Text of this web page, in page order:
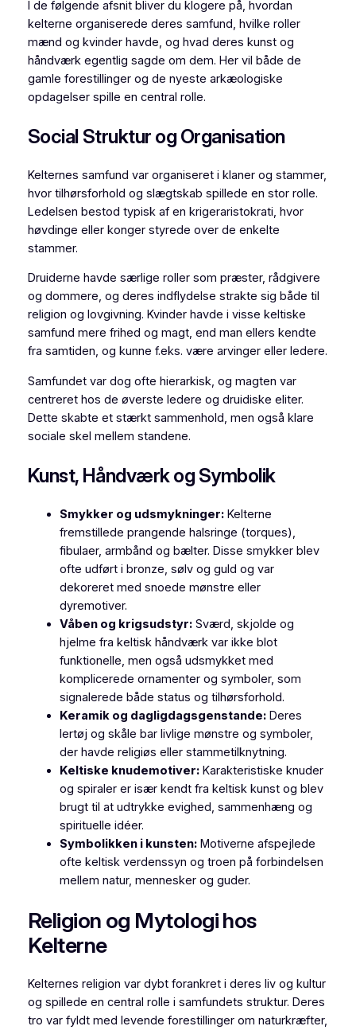
I de følgende afsnit bliver du klogere på, hvordan
kelterne organiserede deres samfund, hvilke roller
mænd og kvinder havde, og hvad deres kunst og
håndværk egentlig sagde om dem. Her vil både de
gamle forestillinger og de nyeste arkæologiske
opdagelser spille en central rolle.
Social Struktur og Organisation
Kelternes samfund var organiseret i klaner og stammer,
hvor tilhørsforhold og slægtskab spillede en stor rolle.
Ledelsen bestod typisk af en krigeraristokrati, hvor
høvdinge eller konger styrede over de enkelte
stammer.
Druiderne havde særlige roller som præster, rådgivere
og dommere, og deres indflydelse strakte sig både til
religion og lovgivning. Kvinder havde i visse keltiske
samfund mere frihed og magt, end man ellers kendte
fra samtiden, og kunne f.eks. være arvinger eller ledere.
Samfundet var dog ofte hierarkisk, og magten var
centreret hos de øverste ledere og druidiske eliter.
Dette skabte et stærkt sammenhold, men også klare
sociale skel mellem standene.
Kunst, Håndværk og Symbolik
Smykker og udsmykninger:Kelterne
fremstillede prangende halsringe (torques),
fibulaer, armbånd og bælter. Disse smykker blev
ofte udført i bronze, sølv og guld og var
dekoreret med snoede mønstre eller
dyremotiver.
Våben og krigsudstyr:Sværd, skjolde og
hjelme fra keltisk håndværk var ikke blot
funktionelle, men også udsmykket med
komplicerede ornamenter og symboler, som
signalerede både status og tilhørsforhold.
Keramik og dagligdagsgenstande:Deres
lertøj og skåle bar livlige mønstre og symboler,
der havde religiøs eller stammetilknytning.
Keltiske knudemotiver:Karakteristiske knuder
og spiraler er især kendt fra keltisk kunst og blev
brugt til at udtrykke evighed, sammenhæng og
spirituelle idéer.
Symbolikken i kunsten:Motiverne afspejlede
ofte keltisk verdenssyn og troen på forbindelsen
mellem natur, mennesker og guder.
Religion og Mytologi hos
Kelterne
Kelternes religion var dybt forankret i deres liv og kultur
og spillede en central rolle i samfundets struktur. Deres
tro var fyldt med levende forestillinger om naturkræfter,